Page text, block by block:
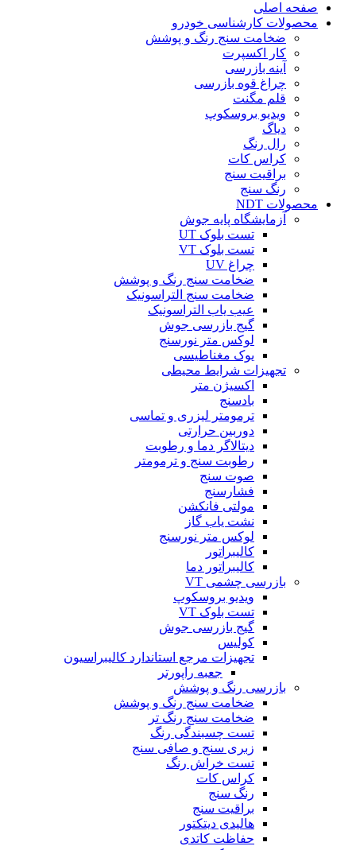
صفحه اصلی
محصولات کارشناسی خودرو
ضخامت سنج رنگ و پوشش
کار اکسپرت
آینه بازرسی
چراغ قوه بازرسی
قلم مگنت
ویدیو بروسکوپ
دیاگ
رال رنگ
کراس کات
براقیت سنج
رنگ سنج
محصولات NDT
آزمایشگاه پایه جوش
تست بلوک UT
تست بلوک VT
چراغ UV
ضخامت سنج رنگ و پوشش
ضخامت سنج التراسونیک
عیب یاب التراسونیک
گیج بازرسی جوش
لوکس متر نورسنج
یوک مغناطیسی
تجهیزات شرایط محیطی
اکسیژن متر
بادسنج
ترمومتر لیزری و تماسی
دوربین حرارتی
دیتالاگر دما و رطوبت
رطوبت سنج و ترمومتر
صوت سنج
فشارسنج
مولتی فانکشن
نشت یاب گاز
لوکس متر نورسنج
کالیبراتور
کالیبراتور دما
بازرسی چشمی VT
ویدیو بروسکوپ
تست بلوک VT
گیج بازرسی جوش
کولیس
تجهیزات مرجع استاندارد کالیبراسیون
جعبه راپورتر
بازرسی رنگ و پوشش
ضخامت سنج رنگ و پوشش
ضخامت سنج رنگ تر
تست چسبندگی رنگ
زبری سنج و صافی سنج
تست خراش رنگ
کراس کات
رنگ سنج
براقیت سنج
هالیدی دیتکتور
حفاظت کاتدی